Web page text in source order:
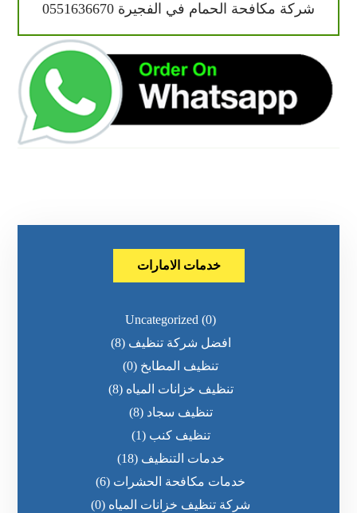
شركة مكافحة الحمام في الفجيرة 0551636670
خدمات الامارات
Uncategorized (0)
افضل شركة تنظيف (8)
تنظيف المطابخ (0)
تنظيف خزانات المياه (8)
تنظيف سجاد (8)
تنظيف كنب (1)
خدمات التنظيف (18)
خدمات مكافحة الحشرات (6)
شركة تنظيف خزانات المياه (0)